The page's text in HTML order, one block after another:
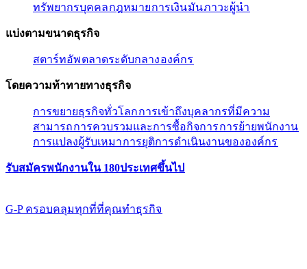
ทรัพยากรบุคคล​​กฎหมาย​​การเงิน​​มัน​​ภาวะผู้นํา​​
แบ่งตามขนาดธุรกิจ​​
สตาร์ทอัพ​​ตลาดระดับกลาง​​องค์กร​​
โดยความท้าทายทางธุรกิจ​​
การขยายธุรกิจทั่วโลก​​การเข้าถึงบุคลากรที่มีความ
สามารถ​​การควบรวมและการซื้อกิจการ​​การย้ายพนักงาน​​
การแปลงผู้รับเหมา​​การยุติการดำเนินงานขององค์กร​​
รับสมัครพนักงานใน 180ประเทศขึ้นไป​​
G-P ครอบคลุมทุกที่ที่คุณทําธุรกิจ​​